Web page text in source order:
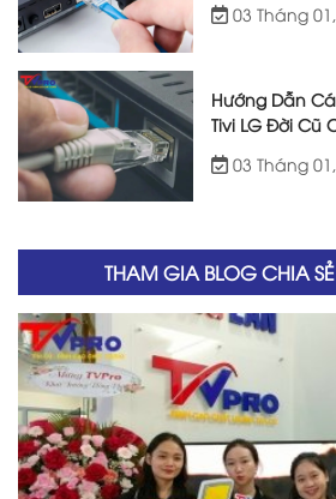
03 Tháng
Hướng Dẫn
Tivi LG Đời Cũ
03 Tháng
THAM GIA BLOG CHIA SẺ